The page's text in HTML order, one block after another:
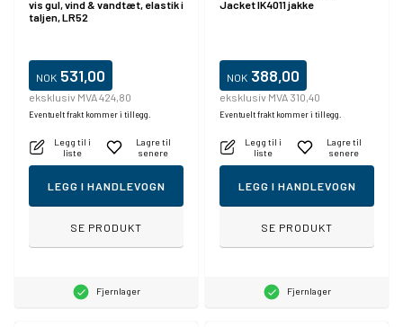
vis gul, vind & vandtæt, elastik i
taljen, LR52
NOK 531,00
eksklusiv MVA 424,80
Eventuelt frakt kommer i tillegg.
Legg til i
liste
Lagre til
senere
LEGG I HANDLEVOGN
SE PRODUKT
Fjernlager
Jacket IK4011 jakke
NOK 388,00
eksklusiv MVA 310,40
Eventuelt frakt kommer i tillegg.
Legg til i
liste
Lagre til
senere
LEGG I HANDLEVOGN
SE PRODUKT
Fjernlager